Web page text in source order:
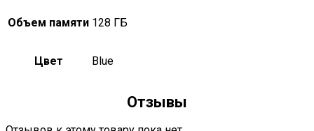
Объем памяти 128 ГБ
Цвет Blue
Отзывы